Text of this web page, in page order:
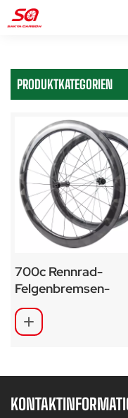
PRODUKTKATEGORIEN
700c Rennrad-
Felgenbremsen-
Laufradsatz für SA-
RS04